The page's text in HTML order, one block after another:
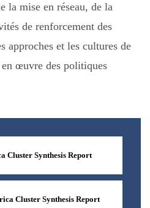
la mise en réseau, de la
de renforcement des
approches et les cultures de
œuvre des politiques
Cluster Synthesis Report
Cluster Synthesis Report